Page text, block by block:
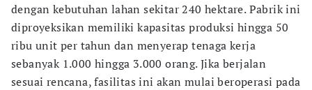
dengan kebutuhan lahan sekitar 240 hektare. Pabrik ini
diproyeksikan memiliki kapasitas produksi hingga 50
ribu unit per tahun dan menyerap tenaga kerja
sebanyak 1.000 hingga 3.000 orang. Jika berjalan
sesuai rencana, fasilitas ini akan mulai beroperasi pada